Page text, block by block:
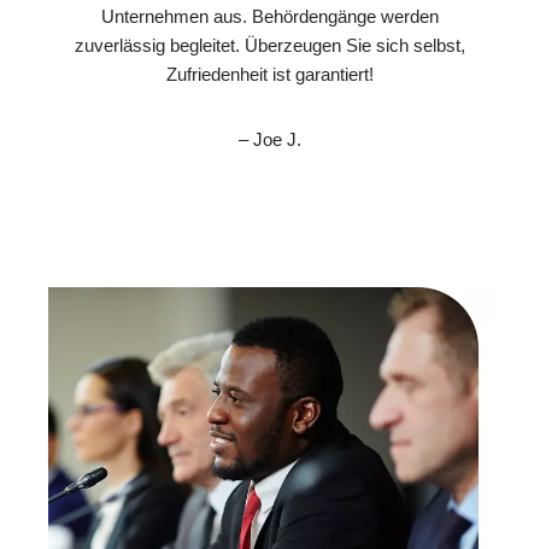
Unternehmen aus. Behördengänge werden
zuverlässig begleitet. Überzeugen Sie sich selbst,
Zufriedenheit ist garantiert!
– Joe J.